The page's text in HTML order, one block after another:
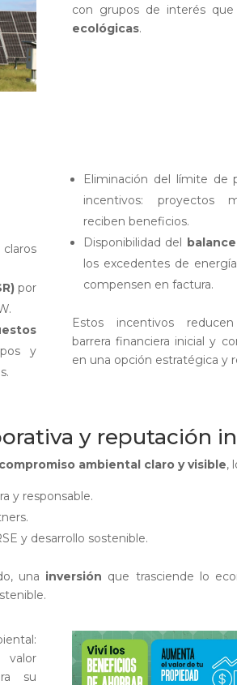
con grupos de interés que
ecológicas.
por
y
Eliminación del límite de
incentivos: proyectos
reciben beneficios.
Disponibilidad del
los excedentes de
compensen en factura.
Estos incentivos
barrera financiera inicial y
en una opción estratégica y
y reputación
compromiso ambiental claro y visible,
y responsable.
y desarrollo sostenible.
una inversión que trasciende lo
su